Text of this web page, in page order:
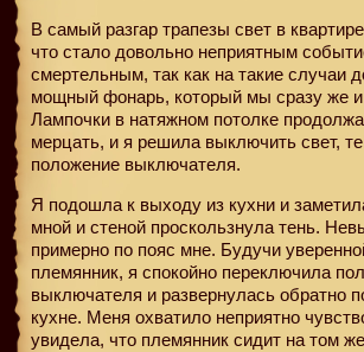
В самый разгар трапезы свет в
что стало довольно неприятным
смертельным, так как на такие случаи
мощный фонарь, который мы сразу же и
Лампочки в натяжном потолке
мерцать, и я решила выключить свет,
положение выключателя.
Я подошла к выходу из кухни и
мной и стеной проскользнула тень.
примерно по пояс мне. Будучи
племянник, я спокойно переключила
выключателя и развернулась обратно
кухне. Меня охватило неприятно
увидела, что племянник сидит на том